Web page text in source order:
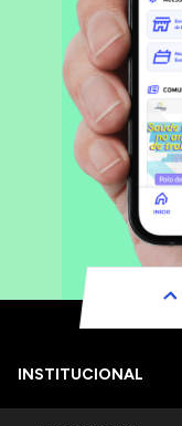
INSTITUCIONAL